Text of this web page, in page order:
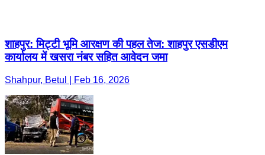
शाहपुर: मिट्टी भूमि आरक्षण की पहल तेज: शाहपुर एसडीएम
कार्यालय में खसरा नंबर सहित आवेदन जमा
Shahpur, Betul | Feb 16, 2026